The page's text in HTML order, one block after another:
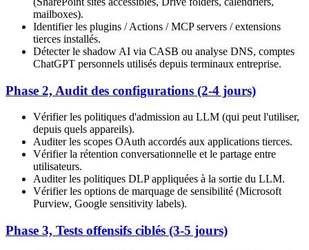
mailboxes).
Identifier les plugins / Actions / MCP servers / extensions
tierces installés.
Détecter le shadow AI via CASB ou analyse DNS, comptes
ChatGPT personnels utilisés depuis terminaux entreprise.
Phase 2, Audit des configurations (2-4 jours)
Vérifier les politiques d'admission au LLM (qui peut l'utiliser,
depuis quels appareils).
Auditer les scopes OAuth accordés aux applications tierces.
Vérifier la rétention conversationnelle et le partage entre
utilisateurs.
Auditer les politiques DLP appliquées à la sortie du LLM.
Vérifier les options de marquage de sensibilité (Microsoft
Purview, Google sensitivity labels).
Phase 3, Tests offensifs ciblés (3-5 jours)